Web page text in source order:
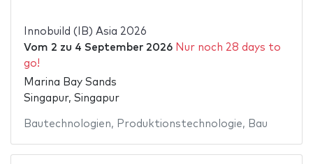
Innobuild (IB) Asia 2026
Vom 2 zu 4 September 2026 Nur noch 28 days to
go!
Marina Bay Sands
Singapur, Singapur
Bautechnologien, Produktionstechnologie, Bau